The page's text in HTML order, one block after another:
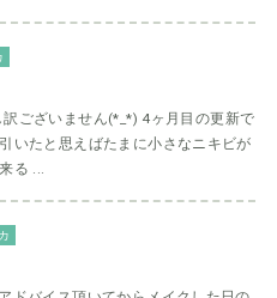
ございません(*_*) 4ヶ月目の更新で
いたと思えばたまに小さなニキビが
る ...